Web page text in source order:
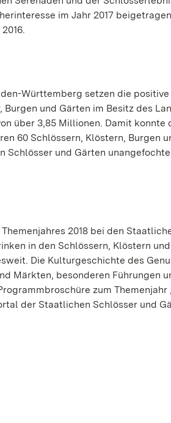
im Jahr 2017
Württemberg setzen die
und Gärten im Besitz des
über 3,85 Millionen. Damit
60 Schlössern, Klöstern, Burgen
Schlösser und Gärten
2018 bei den
in den Schlössern, Klöstern
Die Kulturgeschichte des
Märkten, besonderen Führungen
zum Themenjahr
der Staatlichen Schlösser und